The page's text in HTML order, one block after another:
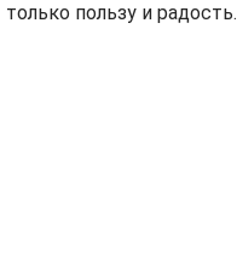
только пользу и радость.